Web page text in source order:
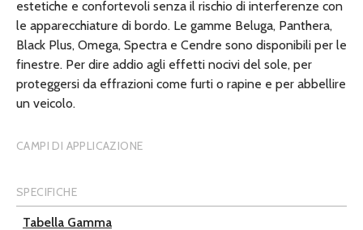
estetiche e confortevoli senza il rischio di interferenze con
le apparecchiature di bordo. Le gamme Beluga, Panthera,
Black Plus, Omega, Spectra e Cendre sono disponibili per le
finestre. Per dire addio agli effetti nocivi del sole, per
proteggersi da effrazioni come furti o rapine e per abbellire
un veicolo.
CAMPI DI APPLICAZIONE
SPECIFICHE
Tabella Gamma